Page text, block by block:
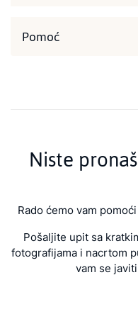
Pomoć
Niste
Rado ćemo vam
Pošaljite upit sa
fotografijama i nacrtom
vam se